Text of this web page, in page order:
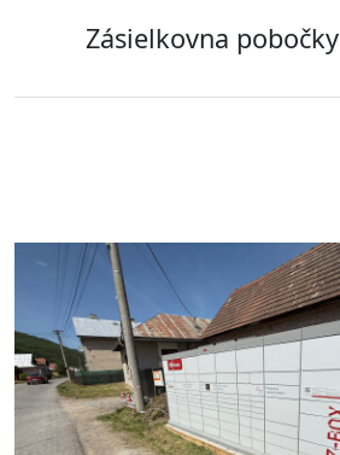
Zásielkovna pobočky